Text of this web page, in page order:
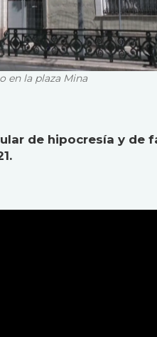
en la plaza Mina
de hipocresía y de